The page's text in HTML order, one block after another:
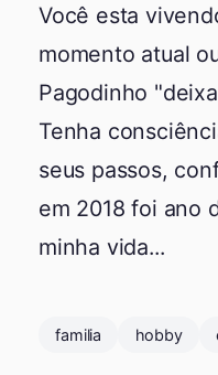
Você esta
momento atual
Pagodinho
Tenha
seus passos,
em 2018 foi ano
minha vida...
familia hobby